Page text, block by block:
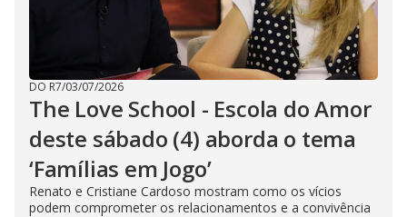
DO R7/03/07/2026
The Love School - Escola do Amor
deste sábado (4) aborda o tema
‘Famílias em Jogo’
Renato e Cristiane Cardoso mostram como os vícios
podem comprometer os relacionamentos e a convivência